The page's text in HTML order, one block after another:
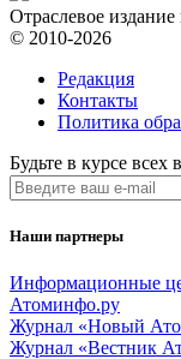
Отраслевое
© 2010-2026
Редакция
Контакты
Политика
Будьте в курсе
Наши партнеры
Информационные
Атоминфо.ру
Журнал «Новый
Журнал «Вестник